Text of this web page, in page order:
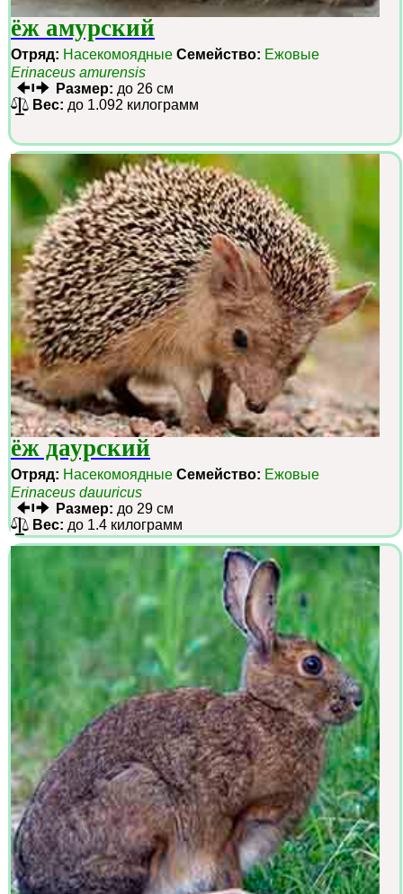
ёж амурский
Отряд: Насекомоядные Семейство: Ежовые
Erinaceus amurensis
Размер: до 26 см
Вес: до 1.092 килограмм
ёж даурский
Отряд: Насекомоядные Семейство: Ежовые
Erinaceus dauuricus
Размер: до 29 см
Вес: до 1.4 килограмм